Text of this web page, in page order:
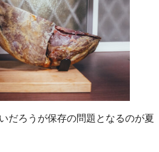
だろうが保存の問題となるのが夏